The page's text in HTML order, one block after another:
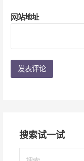
网站地址
搜索试一试